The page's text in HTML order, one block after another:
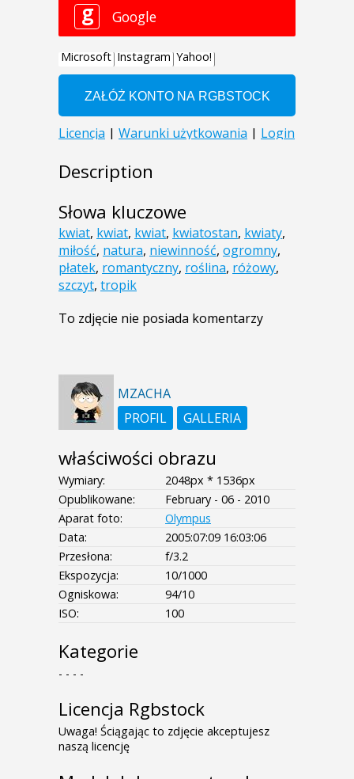
Description
Słowa kluczowe
kwiat, kwiat, kwiat, kwiatostan, kwiaty,
miłość, natura, niewinność, ogromny,
płatek, romantyczny, roślina, różowy,
szczyt, tropik
To zdjęcie nie posiada komentarzy
MZACHA
PROFIL
GALLERIA
właściwości obrazu
Wymiary:
2048px * 1536px
Opublikowane:
February - 06 - 2010
Aparat foto:
Olympus
Data:
2005:07:09 16:03:06
Przesłona:
f/3.2
Ekspozycja:
10/1000
Ogniskowa:
94/10
ISO:
100
Kategorie
- - - -
Licencja Rgbstock
Uwaga! Ściągając to zdjęcie akceptujesz
naszą licencję